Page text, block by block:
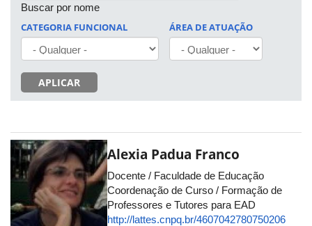
Buscar por nome
CATEGORIA FUNCIONAL ÁREA DE ATUAÇÃO
APLICAR
Alexia Padua Franco
Docente / Faculdade de Educação
Coordenação de Curso / Formação de
Professores e Tutores para EAD
http://lattes.cnpq.br/4607042780750206